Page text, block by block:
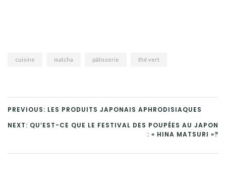
cuisine matcha pâtisserie thé vert
PREVIOUS: LES PRODUITS JAPONAIS APHRODISIAQUES
NEXT: QU’EST-CE QUE LE FESTIVAL DES POUPÉES AU JAPON
: « HINA MATSURI »?